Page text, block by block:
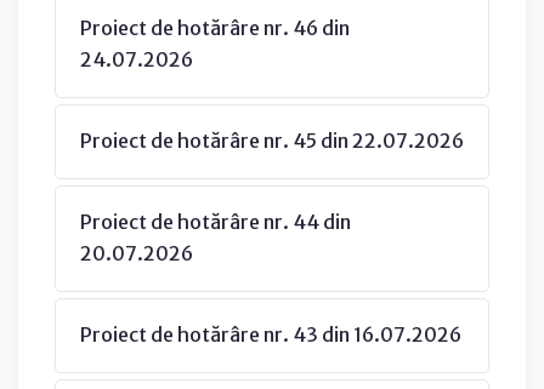
Proiect de hotărâre nr. 46 din
24.07.2026
Proiect de hotărâre nr. 45 din 22.07.2026
Proiect de hotărâre nr. 44 din
20.07.2026
Proiect de hotărâre nr. 43 din 16.07.2026